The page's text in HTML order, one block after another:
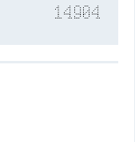
14904